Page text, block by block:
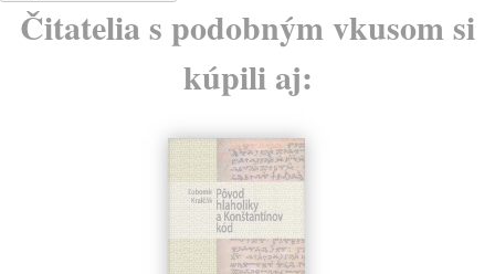
Čitatelia s podobným vkusom si
kúpili aj: